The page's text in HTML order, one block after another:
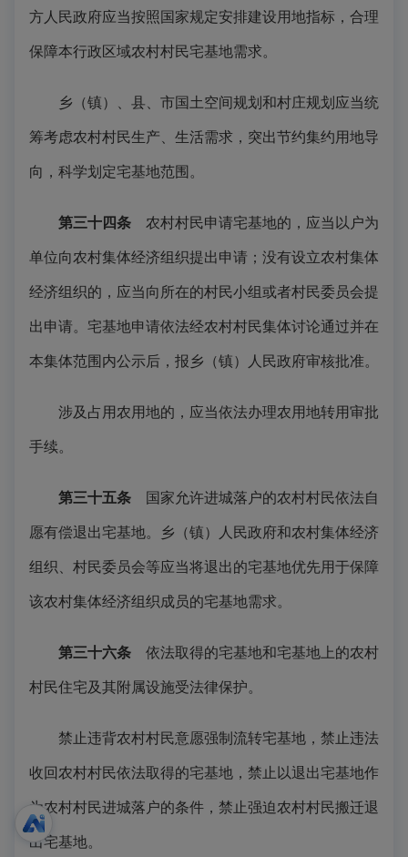
方人民政府应当按照国家规定安排建设用地指标，合理
保障本行政区域农村村民宅基地需求。
乡（镇）、县、市国土空间规划和村庄规划应当统
筹考虑农村村民生产、生活需求，突出节约集约用地导
向，科学划定宅基地范围。
第三十四条 农村村民申请宅基地的，应当以户为
单位向农村集体经济组织提出申请；没有设立农村集体
经济组织的，应当向所在的村民小组或者村民委员会提
出申请。宅基地申请依法经农村村民集体讨论通过并在
本集体范围内公示后，报乡（镇）人民政府审核批准。
涉及占用农用地的，应当依法办理农用地转用审批
手续。
第三十五条 国家允许进城落户的农村村民依法自
愿有偿退出宅基地。乡（镇）人民政府和农村集体经济
组织、村民委员会等应当将退出的宅基地优先用于保障
该农村集体经济组织成员的宅基地需求。
第三十六条 依法取得的宅基地和宅基地上的农村
村民住宅及其附属设施受法律保护。
禁止违背农村村民意愿强制流转宅基地，禁止违法
收回农村村民依法取得的宅基地，禁止以退出宅基地作
为农村村民进城落户的条件，禁止强迫农村村民搬迁退
出宅基地。